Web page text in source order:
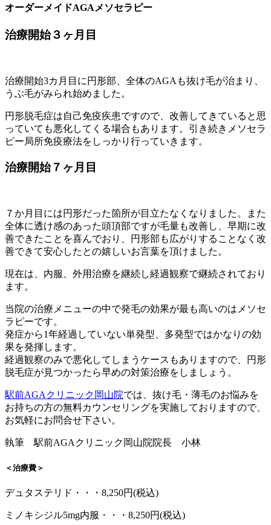
オーダーメイドAGAメソセラピー
治療開始３ヶ月目
治療開始3カ月目に円形部、全体のAGAも抜け毛が治まり、
うぶ毛がみられ始めました。
円形脱毛症は自己免疫疾患ですので、改善してきていると思
っていても悪化してくる場合もあります。引き続きメソセラ
ピー局所免疫療法をしっかり行っていきます。
治療開始７ヶ月目
７か月目には円形だった箇所が目立たなくなりました。また
全体に透け感のあった頭頂部ですが毛量も改善し、早期に改
善できたことを喜んでおり、円形部も広がりすることなく改
善できて安心したとの嬉しいお言葉を頂けました。
現在は、内服、外用治療を継続し経過観察で継続されており
ます。
当院の治療メニューの中で発毛の効果が最も高いのはメソセ
ラピーです。
発症から1年経過していない単発型、多発型ではかなりの効
果を発揮します。
経過観察のみで悪化してしまうケースもありますので、円形
脱毛症が見つかったら早めの対策治療をしましょう。
駅前AGAクリニック岡山院では、抜け毛・薄毛のお悩みを
お持ちの方の無料カウンセリングを実施しておりますので、
お気軽にお問合せ下さい。
執筆 駅前AGAクリニック岡山院院長 小林
＜治療費＞
デュタステリド・・・8,250円(税込)
ミノキシジル5mg内服・・・8,250円(税込)